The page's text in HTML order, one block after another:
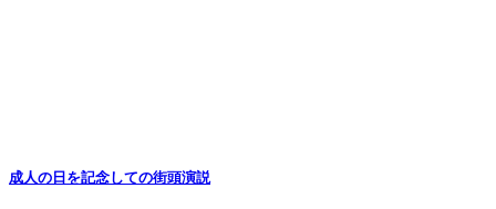
成人の日を記念しての街頭演説